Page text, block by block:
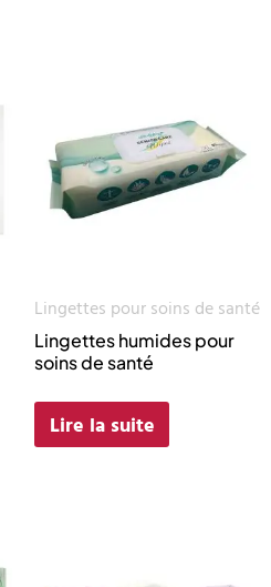
Lingettes pour soins de santé
Lingettes humides pour
soins de santé
Lire la suite